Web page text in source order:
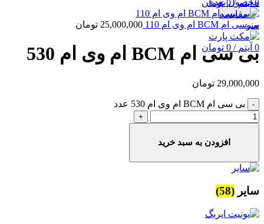
0 آیتم /
0 تومان
0 مقایسه
منو
0 آیتم /
0 تومان
محصول بعدی
بی سی ام BCM ام وی ام 110 25,000,000 تومان
بی سی ام BCM ام وی ام 530
29,000,000 تومان
بی سی ام BCM ام وی ام 530 عدد
افزودن به سبد خرید
سایر (58)